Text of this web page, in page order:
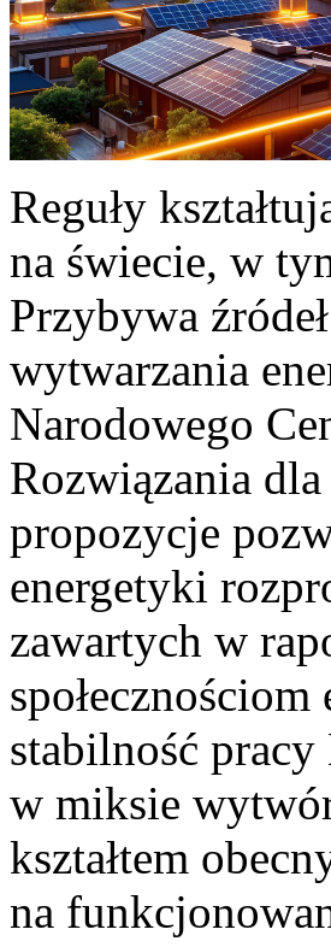
Reguły
na świecie, w
Przybywa
wytwarzania
Narodowego
Rozwiązania
propozycje
energetyki
zawartych w
stabilność
w miksie
kształtem
na